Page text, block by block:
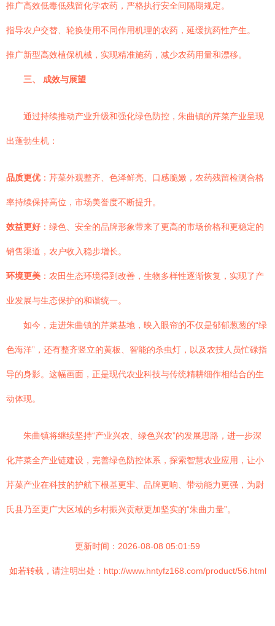
推广高效低毒低残留化学农药，严格执行安全间隔期规定。
指导农户交替、轮换使用不同作用机理的农药，延缓抗药性产生。
推广新型高效植保机械，实现精准施药，减少农药用量和漂移。
三、 成效与展望
通过持续推动产业升级和强化绿色防控，朱曲镇的芹菜产业呈现
出蓬勃生机：
品质更优 ：芹菜外观整齐、色泽鲜亮、口感脆嫩，农药残留检测合格
率持续保持高位，市场美誉度不断提升。
效益更好 ：绿色、安全的品牌形象带来了更高的市场价格和更稳定的
销售渠道，农户收入稳步增长。
环境更美 ：农田生态环境得到改善，生物多样性逐渐恢复，实现了产
业发展与生态保护的和谐统一。
如今，走进朱曲镇的芹菜基地，映入眼帘的不仅是郁郁葱葱的“绿
色海洋”，还有整齐竖立的黄板、智能的杀虫灯，以及农技人员忙碌指
导的身影。这幅画面，正是现代农业科技与传统精耕细作相结合的生
动体现。
朱曲镇将继续坚持“产业兴农、绿色兴农”的发展思路，进一步深
化芹菜全产业链建设，完善绿色防控体系，探索智慧农业应用，让小
芹菜产业在科技的护航下根基更牢、品牌更响、带动能力更强，为尉
氏县乃至更广大区域的乡村振兴贡献更加坚实的“朱曲力量”。
更新时间：2026-08-08 05:01:59
如若转载，请注明出处：http://www.hntyfz168.com/product/56.html